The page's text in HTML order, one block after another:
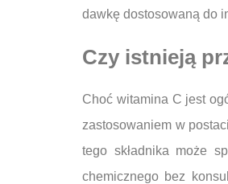
dawkę dostosowaną do
Czy istnieją
Choć witamina C jest
zastosowaniem w
tego składnika może
chemicznego bez